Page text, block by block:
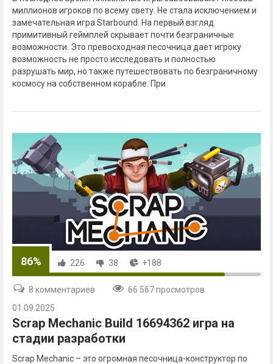
миллионов игроков по всему свету. Не стала исключением и
замечательная игра Starbound. На первый взгляд
примитивный геймплей скрывает почти безграничные
возможности. Это превосходная песочница дает игроку
возможность не просто исследовать и полностью
разрушать мир, но также путешествовать по безграничному
космосу на собственном корабле. При
86% 226 38 +188
8 комментариев
66 567 просмотров
01.09.2025
Scrap Mechanic Build 16694362 игра на
стадии разработки
Scrap Mechanic – это огромная песочница-конструктор по